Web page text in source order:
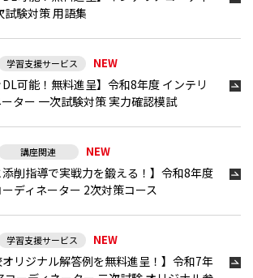
試験対策 用語集
学習支援サービス NEW
DL可能！無料進呈】 令和8年度 インテリ
ター 一次試験対策 実力確認模試
講座関連 NEW
添削指導で実戦力を鍛える！】 令和8年度
ディネーター 2次対策コース
学習支援サービス NEW
オリジナル解答例を無料進呈！】 令和7年